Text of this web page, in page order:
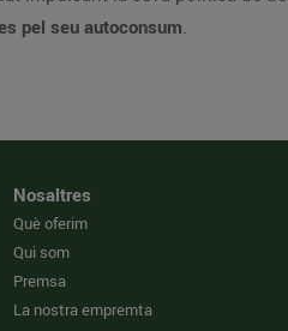
pel seu autoconsum.
Nosaltres
Què oferim
Qui som
Premsa
La nostra empremta